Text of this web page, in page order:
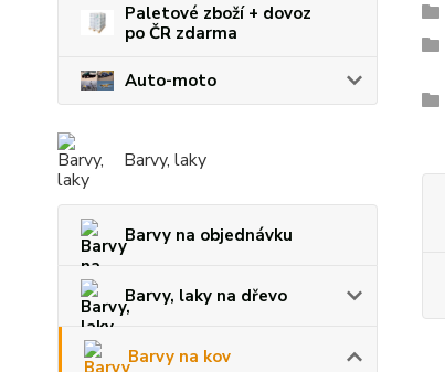
Paletové zboží + dovoz
po ČR zdarma
Auto-moto
Barvy, laky
Barvy na objednávku
Barvy, laky na dřevo
Barvy na kov